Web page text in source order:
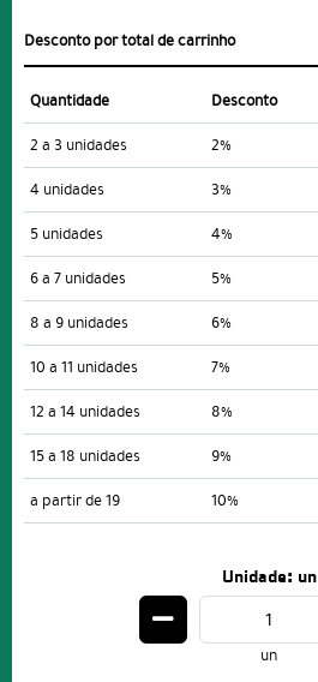
Desconto por total de carrinho
Quantidade Desconto
2 a 3 unidades
2%
4 unidades
3%
5 unidades
4%
6 a 7 unidades
5%
8 a 9 unidades
6%
10 a 11 unidades
7%
12 a 14 unidades
8%
15 a 18 unidades
9%
a partir de 19
10%
Unidade: un
un